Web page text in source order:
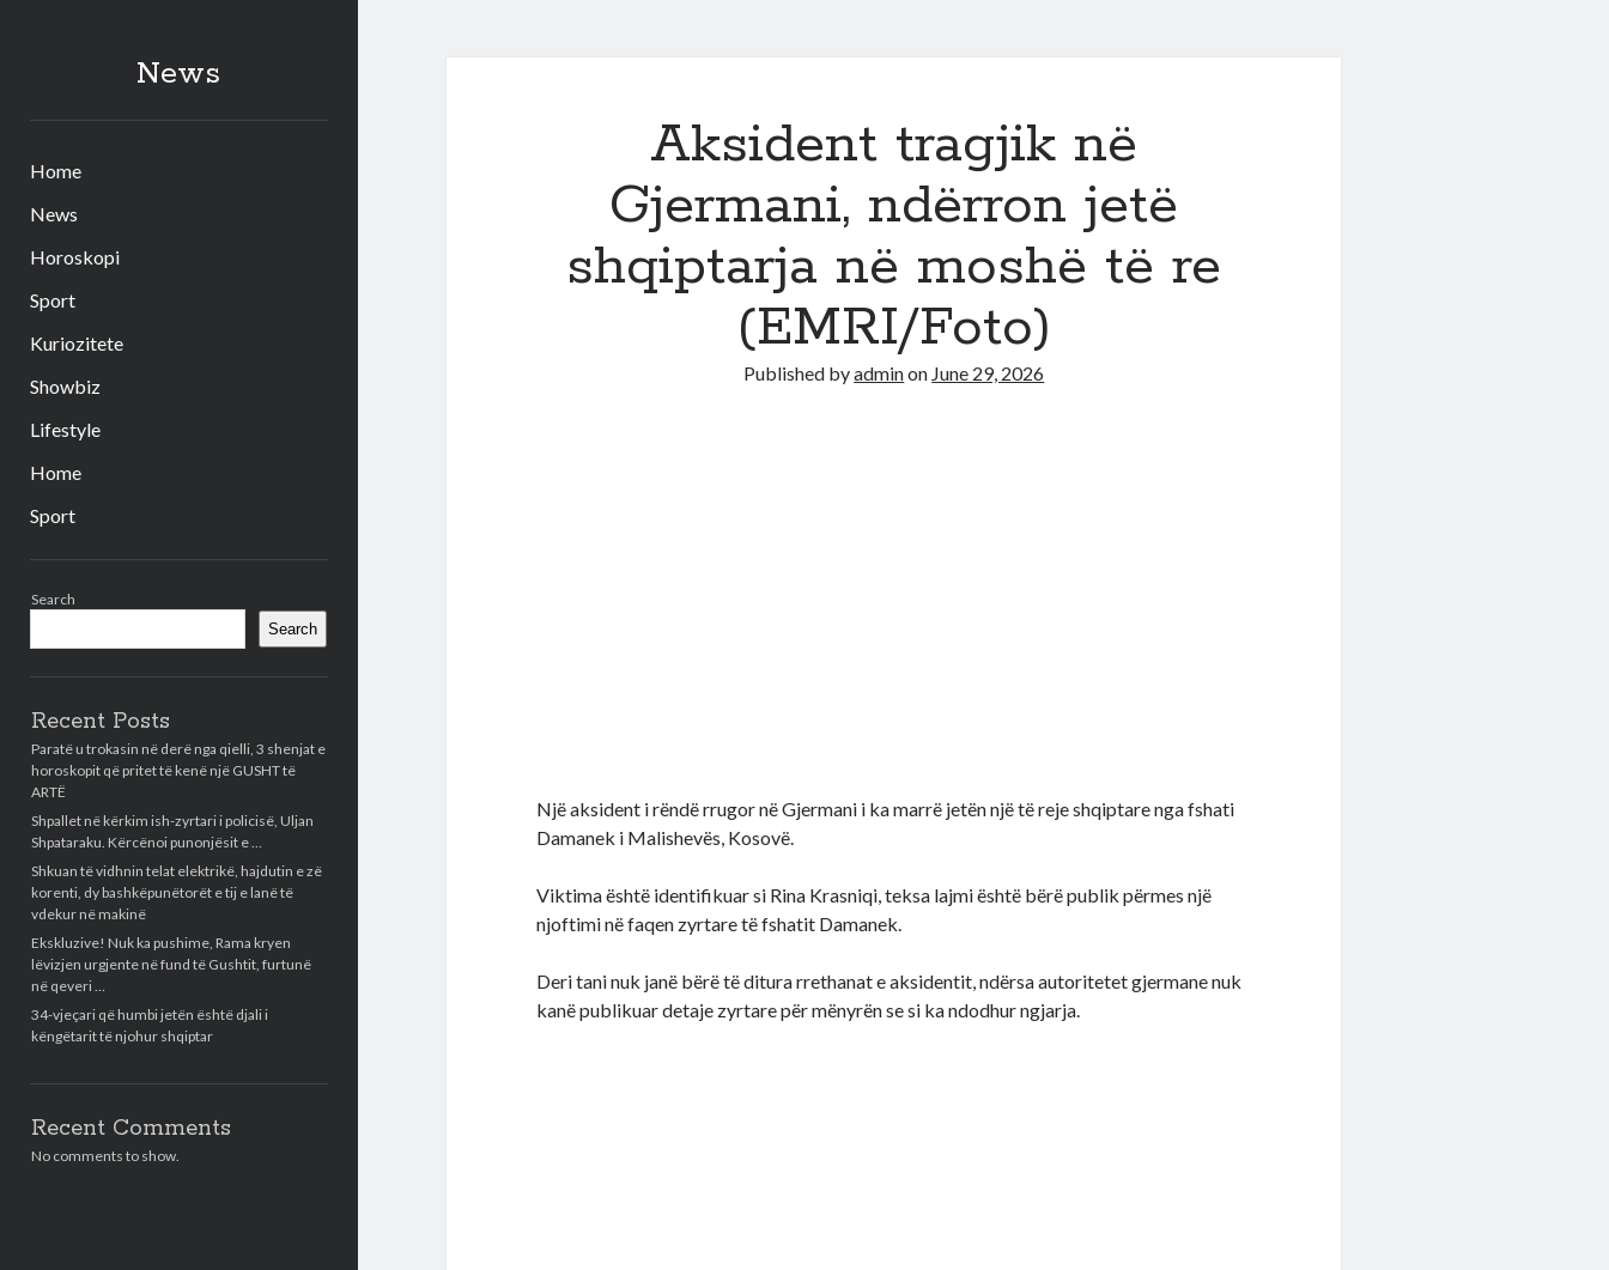
News
Home
News
Horoskopi
Sport
Kuriozitete
Showbiz
Lifestyle
Home
Sport
Search
Search
Recent Posts
Paratë u trokasin në derë nga qielli, 3 shenjat e
horoskopit që pritet të kenë një GUSHT të
ARTË
Shpallet në kërkim ish-zyrtari i policisë, Uljan
Shpataraku. Kërcënoi punonjësit e …
Shkuan të vidhnin telat elektrikë, hajdutin e zë
korenti, dy bashkëpunëtorët e tij e lanë të
vdekur në makinë
Ekskluzive! Nuk ka pushime, Rama kryen
lëvizjen urgjente në fund të Gushtit, furtunë
në qeveri …
34-vjeçari që humbi jetën është djali i
këngëtarit të njohur shqiptar
Recent Comments
No comments to show.
Aksident tragjik në
Gjermani, ndërron jetë
shqiptarja në moshë të re
(EMRI/Foto)
Published byadminon June 29, 2026
Një aksident i rëndë rrugor në Gjermani i ka marrë jetën një të reje shqiptare nga fshati
Damanek i Malishevës, Kosovë.
Viktima është identifikuar si Rina Krasniqi, teksa lajmi është bërë publik përmes një
njoftimi në faqen zyrtare të fshatit Damanek.
Deri tani nuk janë bërë të ditura rrethanat e aksidentit, ndërsa autoritetet gjermane nuk
kanë publikuar detaje zyrtare për mënyrën se si ka ndodhur ngjarja.